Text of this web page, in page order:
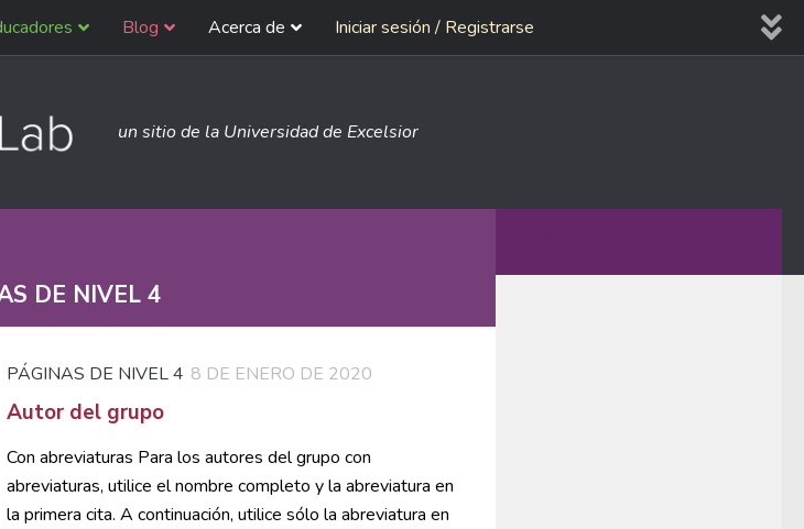
Blog Acerca de Iniciar sesión / Registrarse
un sitio de la Universidad de Excelsior
DE NIVEL 4
PÁGINAS DE NIVEL 4 8 DE ENERO DE 2020
Autor del grupo
Con abreviaturas Para los autores del grupo con
abreviaturas, utilice el nombre completo y la abreviatura en
la primera cita. A continuación, utilice sólo la abreviatura en